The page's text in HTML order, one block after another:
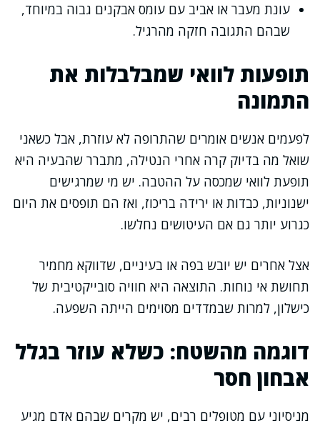
עונת מעבר או אביב עם עומס אבקנים גבוה במיוחד,
שבהם התגובה חזקה מהרגיל.
תופעות לוואי שמבלבלות את
התמונה
לפעמים אנשים אומרים שהתרופה לא עוזרת, אבל כשאני
שואל מה בדיוק קרה אחרי הנטילה, מתברר שהבעיה היא
תופעת לוואי שמכסה על ההטבה. יש מי שמרגישים
ישנוניות, כבדות או ירידה בריכוז, ואז הם תופסים את היום
כגרוע יותר גם אם העיטושים נחלשו.
אצל אחרים יש יובש בפה או בעיניים, שדווקא מחמיר
תחושת אי נוחות. התוצאה היא חוויה סובייקטיבית של
כישלון, למרות שבמדדים מסוימים הייתה השפעה.
דוגמה מהשטח: כשלא עוזר בגלל
אבחון חסר
מניסיוני עם מטופלים רבים, יש מקרים שבהם אדם מגיע